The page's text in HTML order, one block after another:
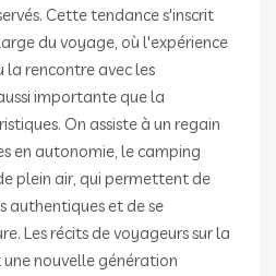
Cette tendance s'inscrit
du voyage, où l'expérience
la rencontre avec les
importante que la
On assiste à un regain
en autonomie, le camping
plein air, qui permettent de
authentiques et de se
Les récits de voyageurs sur la
une nouvelle génération